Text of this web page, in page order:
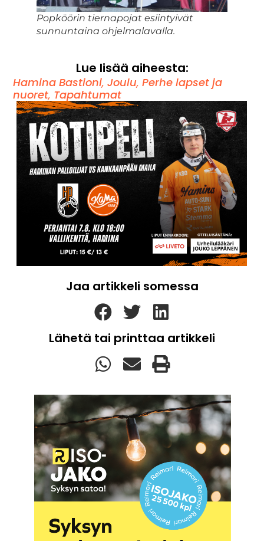
Popköörin tiernapojat esiintyivät
sunnuntaina ohjelmalavalla.
Lue lisää aiheesta:
Hamina Bastioni,Joulu,Perhe lapset ja
nuoret, Tapahtumat
Jaa artikkeli somessa
Lähetä tai printtaa artikkeli